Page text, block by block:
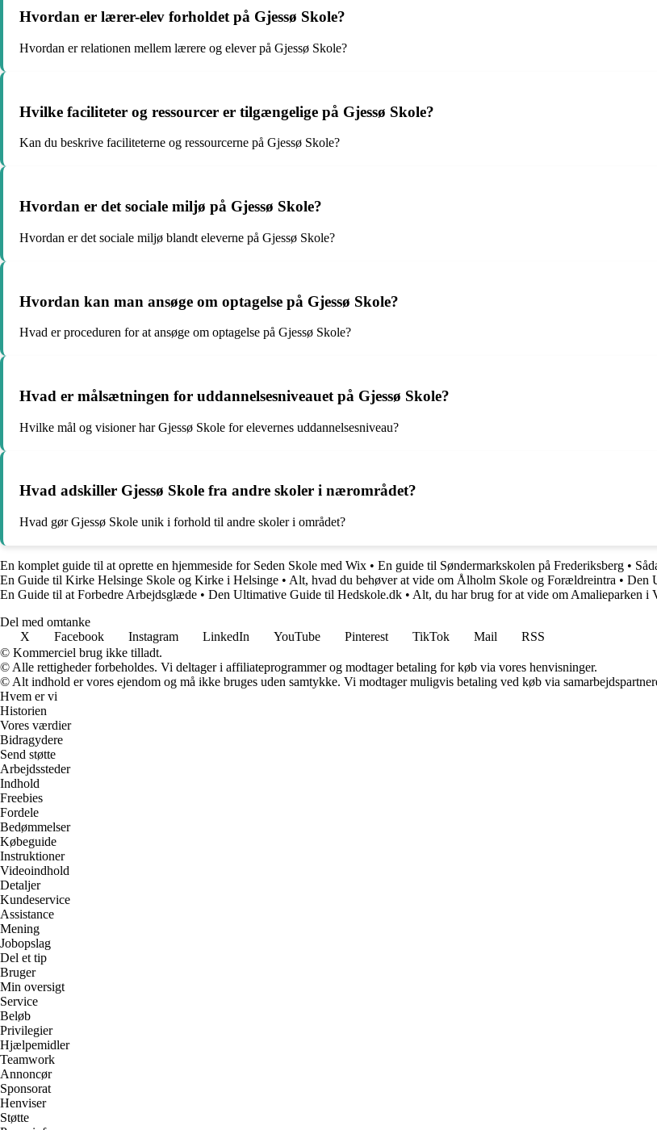
Hvordan er lærer-elev forholdet på Gjessø Skole?
Hvordan er relationen mellem lærere og elever på Gjessø Skole?
Hvilke faciliteter og ressourcer er tilgængelige på Gjessø Skole?
Kan du beskrive faciliteterne og ressourcerne på Gjessø Skole?
Hvordan er det sociale miljø på Gjessø Skole?
Hvordan er det sociale miljø blandt eleverne på Gjessø Skole?
Hvordan kan man ansøge om optagelse på Gjessø Skole?
Hvad er proceduren for at ansøge om optagelse på Gjessø Skole?
Hvad er målsætningen for uddannelsesniveauet på Gjessø Skole?
Hvilke mål og visioner har Gjessø Skole for elevernes uddannelsesniveau?
Hvad adskiller Gjessø Skole fra andre skoler i nærområdet?
Hvad gør Gjessø Skole unik i forhold til andre skoler i området?
En komplet guide til at oprette en hjemmeside for Seden Skole med Wix • En guide til Søndermarkskolen på Frederiksberg •
En Guide til Kirke Helsinge Skole og Kirke i Helsinge • Alt, hvad du behøver at vide om Ålholm Skole og Forældreintra • Den
En Guide til at Forbedre Arbejdsglæde • Den Ultimative Guide til Hedskole.dk • Alt, du har brug for at vide om Amalieparken i
Del med omtanke
X
Facebook Instagram LinkedIn YouTube Pinterest TikTok Mail
RSS
© Kommerciel brug ikke tilladt.
© Alle rettigheder forbeholdes. Vi deltager i affiliateprogrammer og modtager betaling for køb via vores henvisninger.
© Alt indhold er vores ejendom og må ikke bruges uden samtykke. Vi modtager muligvis betaling ved køb via
Hvem er vi
Historien
Vores værdier
Bidragydere
Send støtte
Arbejdssteder
Indhold
Freebies
Fordele
Bedømmelser
Købeguide
Instruktioner
Videoindhold
Detaljer
Kundeservice
Assistance
Mening
Jobopslag
Del et tip
Bruger
Min oversigt
Service
Beløb
Privilegier
Hjælpemidler
Teamwork
Annoncør
Sponsorat
Henviser
Støtte